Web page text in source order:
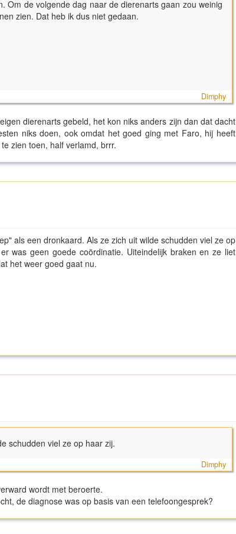
Om de volgende dag naar de dierenarts gaan zou weinig
zien. Dat heb ik dus niet gedaan.
Dimphy
dierenarts gebeld, het kon niks anders zijn dan dat dacht
niks doen, ook omdat het goed ging met Faro, hij heeft
zien toen, half verlamd, brrr.
als een dronkaard. Als ze zich uit wilde schudden viel ze op
was geen goede coördinatie. Uiteindelijk braken en ze liet
het weer goed gaat nu.
schudden viel ze op haar zij.
Dimphy
wordt met beroerte.
de diagnose was op basis van een telefoongesprek?